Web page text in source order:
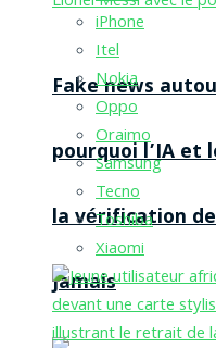
Fake news
pourquoi l’IA et
la vérification
jamais
iPhone
Itel
Nokia
Oppo
Oraimo
Samsung
Tecno
Toshiba
Xiaomi